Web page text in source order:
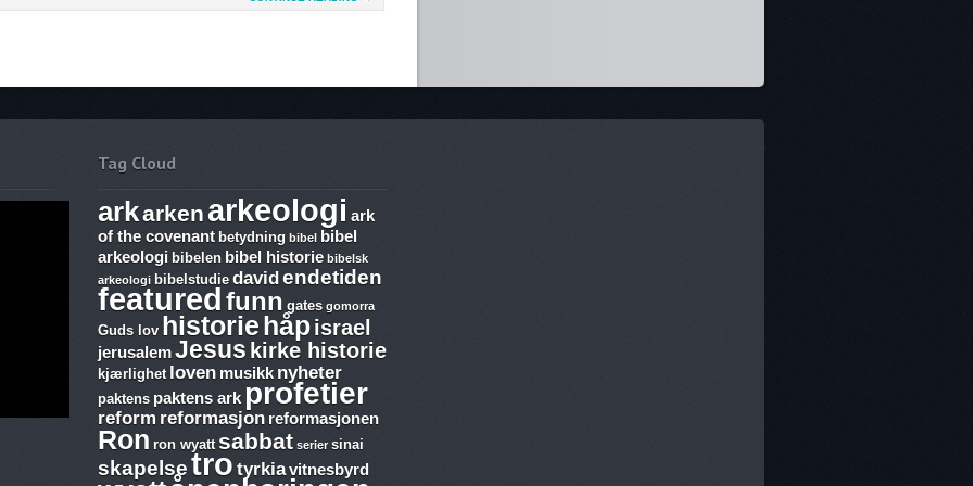
Tag Cloud
arkarkenarkeologi ark
of the covenant betydning bibel bibel
arkeologi bibelen bibel historie bibelsk
arkeologi bibelstudie davidendetiden
featuredfunn gates gomorra
Guds lov historiehåpisrael
jerusalemJesus kirke historie
kjærlighet loven musikk nyheter
paktens paktens ark profetier
reform reformasjon reformasjonen
Ron ron wyatt sabbat serier sinai
skapelsetro tyrkiavitnesbyrd